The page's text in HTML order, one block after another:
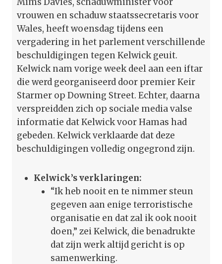
vrouwen en schaduw staatssecretaris voor
Wales, heeft woensdag tijdens een
vergadering in het parlement verschillende
beschuldigingen tegen Kelwick geuit.
Kelwick nam vorige week deel aan een iftar
die werd georganiseerd door premier Keir
Starmer op Downing Street. Echter, daarna
verspreidden zich op sociale media valse
informatie dat Kelwick voor Hamas had
gebeden. Kelwick verklaarde dat deze
beschuldigingen volledig ongegrond zijn.
Kelwick’s verklaringen:
“Ik heb nooit en te nimmer steun
gegeven aan enige terroristische
organisatie en dat zal ik ook nooit
doen,” zei Kelwick, die benadrukte
dat zijn werk altijd gericht is op
samenwerking.